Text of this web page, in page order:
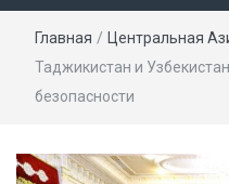
Главная / Центральная
Таджикистан и
безопасности